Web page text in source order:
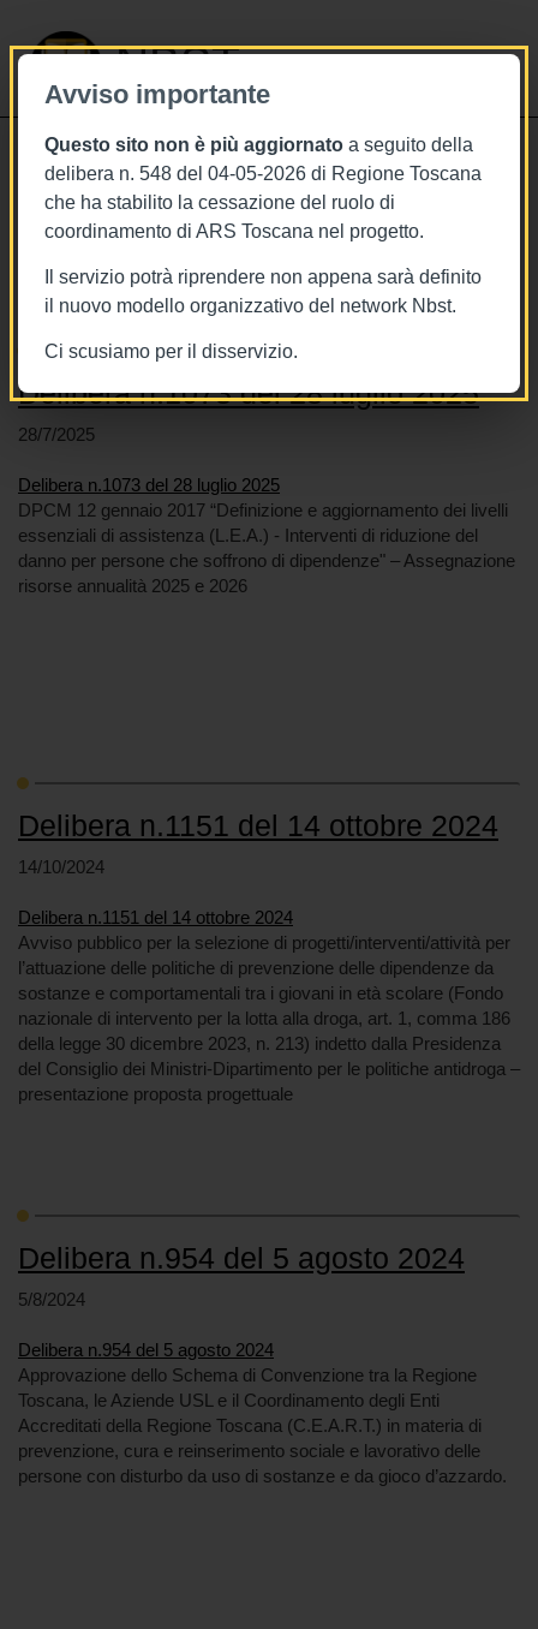
Avviso importante
Questo sito non è più aggiornato a seguito della
delibera n. 548 del 04-05-2026 di Regione Toscana
che ha stabilito la cessazione del ruolo di
coordinamento di ARS Toscana nel progetto.
Il servizio potrà riprendere non appena sarà definito
il nuovo modello organizzativo del network Nbst.
Ci scusiamo per il disservizio.
NBST
Stai visualizzando gli articoli relativi
a: Dipendenza da sostanze
Delibera n.1073 del 28 luglio 2025
28/7/2025
Delibera n.1073 del 28 luglio 2025
DPCM 12 gennaio 2017 “Definizione e aggiornamento dei livelli
essenziali di assistenza (L.E.A.) - Interventi di riduzione del
danno per persone che soffrono di dipendenze" – Assegnazione
risorse annualità 2025 e 2026
Delibera n.1151 del 14 ottobre 2024
14/10/2024
Delibera n.1151 del 14 ottobre 2024
Avviso pubblico per la selezione di progetti/interventi/attività per
l’attuazione delle politiche di prevenzione delle dipendenze da
sostanze e comportamentali tra i giovani in età scolare (Fondo
nazionale di intervento per la lotta alla droga, art. 1, comma 186
della legge 30 dicembre 2023, n. 213) indetto dalla Presidenza
del Consiglio dei Ministri-Dipartimento per le politiche antidroga –
presentazione proposta progettuale
Delibera n.954 del 5 agosto 2024
5/8/2024
Delibera n.954 del 5 agosto 2024
Approvazione dello Schema di Convenzione tra la Regione
Toscana, le Aziende USL e il Coordinamento degli Enti
Accreditati della Regione Toscana (C.E.A.R.T.) in materia di
prevenzione, cura e reinserimento sociale e lavorativo delle
persone con disturbo da uso di sostanze e da gioco d’azzardo.